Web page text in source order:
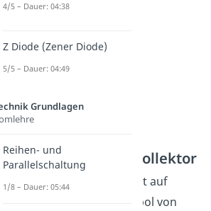
Von der Basis zum Kollektor
In der oberen Diode wartet auf
diese Elektronen der Pluspol von
4/5 – Dauer: 04:38
Z Diode (Zener Diode)
5/5 – Dauer: 04:49
Grundlagen
Reihen- und
Parallelschaltung
1/8 – Dauer: 05:44